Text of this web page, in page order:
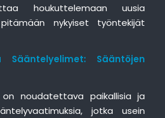
houkuttelemaan uusia
nykyiset työntekijät
Sääntöjen
on noudatettava paikallisia ja
jotka usein